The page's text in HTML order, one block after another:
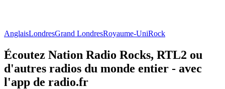
AnglaisLondresGrand LondresRoyaume-UniRock
Écoutez Nation Radio Rocks, RTL2 ou
d'autres radios du monde entier - avec
l'app de radio.fr